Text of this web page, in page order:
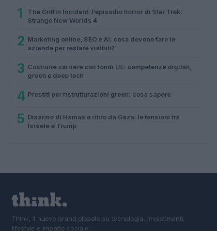
1
The Griffin Incident: l’episodio horror di Star Trek:
Strange New Worlds 4
2 Marketing online, SEO e AI: cosa devono fare le
aziende per restare visibili?
3 Costruire carriere con fondi UE: competenze digitali,
green e deep tech
4 Prestiti per ristrutturazioni green: cosa sapere
5 Disarmo di Hamas e ritiro da Gaza: le tensioni tra
Israele e Trump
Think, il nuovo brand globale su tecnologia, investimenti,
lifestyle e impatto sociale.